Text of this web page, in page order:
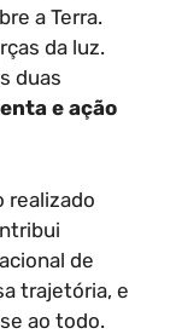
a Terra.
da luz.
duas
e ação
realizado
de
trajetória, e
ao todo.